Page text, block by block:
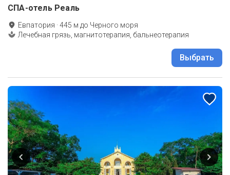
СПА-отель Реаль
Евпатория ·445 м до Черного моря
Лечебная грязь, магнитотерапия, бальнеотерапия
Выбрать